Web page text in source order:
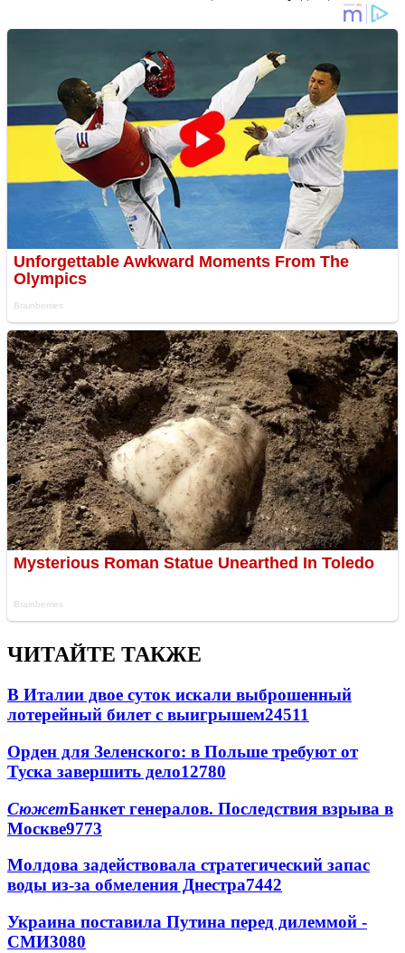
ЧИТАЙТЕ ТАКЖЕ
В Италии двое суток искали выброшенный
лотерейный билет с выигрышем24511
Орден для Зеленского: в Польше требуют от
Туска завершить дело12780
СюжетБанкет генералов. Последствия взрыва в
Москве9773
Молдова задействовала стратегический запас
воды из-за обмеления Днестра7442
Украина поставила Путина перед дилеммой -
СМИ3080